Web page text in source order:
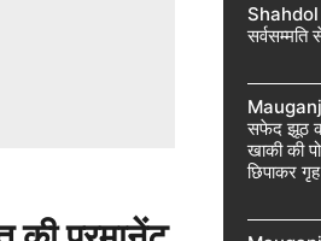
Shahdol
सर्वसम्मति
Mauganj
सफेद झूठ
खाकी की
छिपाकर